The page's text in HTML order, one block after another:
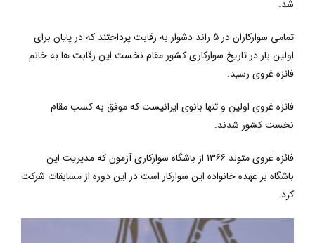
شد.
تمامی سوارکاران در 5 راند دشوار به رقابت پرداختند که در پایان برای
اولین بار در تاریخ سوارکاری کشور مقام نخست این رقابت ها به خانم
فائزه غروی رسید.
فائزه غروی اولین و تنها بانوی ایرانیست که موفق به کسب مقام
نخست کشور شدند.
فائزه غروی
متولد 1366 از باشگاه سوارکاری آزمون که مدیریت این
باشگاه بر عهده خانواده این سوارکار است در این دوره از مسابقات شرکت
کرد.